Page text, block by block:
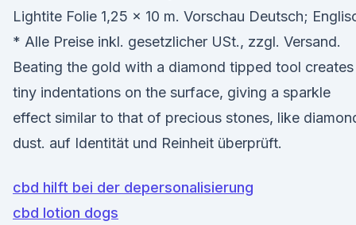
Lightite Folie 1,25 x 10 m. Vorschau Deutsch;
* Alle Preise inkl. gesetzlicher USt., zzgl. Versand.
Beating the gold with a diamond tipped tool creates
tiny indentations on the surface, giving a sparkle
effect similar to that of precious stones, like
dust. auf Identität und Reinheit überprüft.
cbd hilft bei der depersonalisierung
cbd lotion dogs